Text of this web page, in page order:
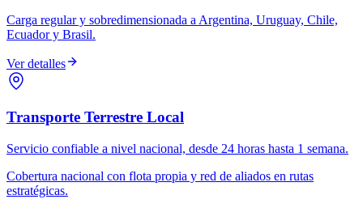
Carga regular y sobredimensionada a Argentina, Uruguay, Chile,
Ecuador y Brasil.
Ver detalles
Transporte Terrestre Local
Servicio confiable a nivel nacional, desde 24 horas hasta 1 semana.
Cobertura nacional con flota propia y red de aliados en rutas
estratégicas.